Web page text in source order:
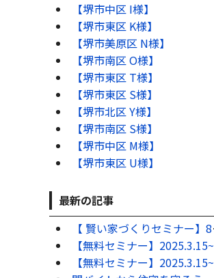
【堺市中区 I様】
【堺市東区 K様】
【堺市美原区 N様】
【堺市南区 O様】
【堺市東区 T様】
【堺市東区 S様】
【堺市北区 Y様】
【堺市南区 S様】
【堺市中区 M様】
【堺市東区 U様】
最新の記事
【 賢い家づくりセミナー】8硯9月の毎週土曜日にセミナーを開催します！！
【無料セミナー】2025.3.15~16開催！50代からのｸ敗しない為の家づくり勉強会 ★満員御礼 ご来場ありがとうございました。
【無料セミナー】2025.3.15~16開催！家づくりで絶対にやってはいけない10のコト ★満員御礼 ご来場ありがとうございました。